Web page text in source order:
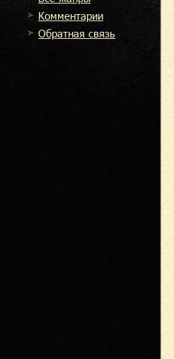
Комментарии
Обратная связь